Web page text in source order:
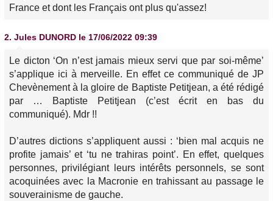
France et dont les Français ont plus qu'assez!
2. Jules DUNORD le 17/06/2022 09:39
Le dicton ‘On n’est jamais mieux servi que par soi-même’
s’applique ici à merveille. En effet ce communiqué de JP
Chevènement à la gloire de Baptiste Petitjean, a été rédigé
par … Baptiste Petitjean (c’est écrit en bas du
communiqué). Mdr !!
D’autres dictions s’appliquent aussi : ‘bien mal acquis ne
profite jamais’ et ‘tu ne trahiras point’. En effet, quelques
personnes, privilégiant leurs intérêts personnels, se sont
acoquinées avec la Macronie en trahissant au passage le
souverainisme de gauche.